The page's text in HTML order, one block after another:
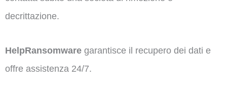
decrittazione.
HelpRansomware garantisce il recupero dei dati e
offre assistenza 24/7.